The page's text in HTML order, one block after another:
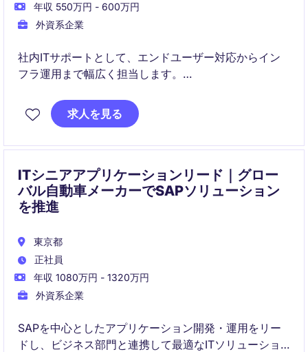
年収 550万円 - 600万円
外資系企業
社内ITサポートとして、エンドユーザー対応からイン
フラ運用まで幅広く担当します。
維持と改善を推進します。
求人を見る
ITシニアアプリケーションリード｜グロー
バル自動車メーカーでSAPソリューション
を推進
東京都
正社員
年収 1080万円 - 1320万円
外資系企業
SAPを中心としたアプリケーション開発・運用をリー
ドし、ビジネス部門と連携して最適なITソリューショ